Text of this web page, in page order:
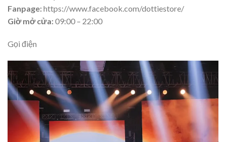
Fanpage:https://www.facebook.com/dottiestore/
Giờ mở cửa:09:00 – 22:00
Gọi điện